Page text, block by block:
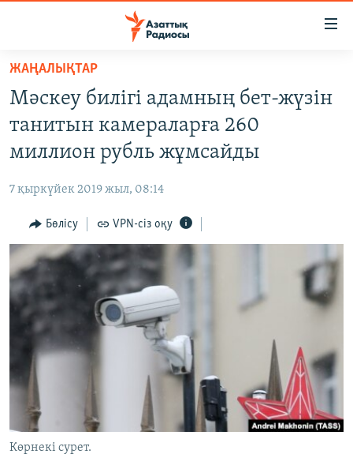
Skip
main
content
to
main
Navigation
to
Search
ЖАҢАЛЫҚТАР
АДАМ ҚҰҚЫҚТАРЫ
ӘЛЕУМЕТ
ӘЛЕМ
АРНАЙЫ ЖОБАЛАР
Русский
ЖАЗЫЛЫҢЫЗ
Басқа тілдерде
ЖАҢАЛЫҚТАР
Мәскеу билігі адамның бет-жүзін
танитын камераларға 260
миллион рубль жұмсайды
7 қыркүйек 2019 жыл, 08:14
Бөлісу VPN-сіз оқу
Көрнекі сурет.